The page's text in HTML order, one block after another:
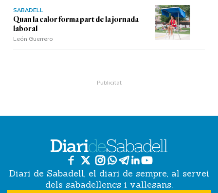
SABADELL
Quan la calor forma part de la jornada
laboral
León Guerrero
Diari de Sabadell, el diari de sempre, al servei
dels sabadellencs i vallesans.